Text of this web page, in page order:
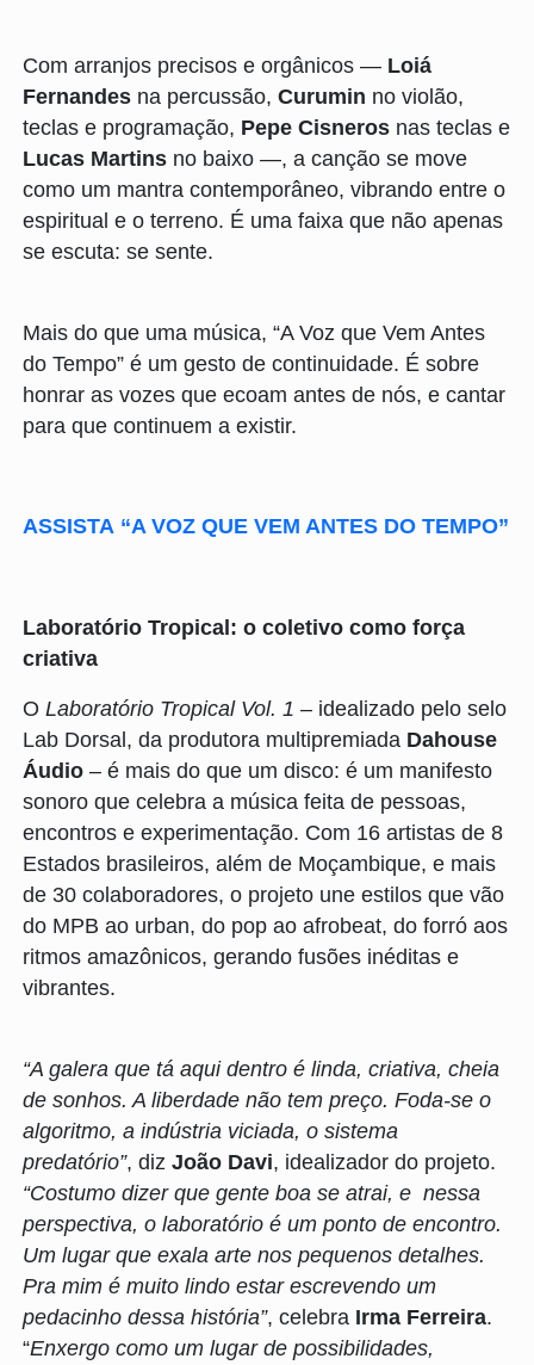
Com arranjos precisos e orgânicos — Loiá
Fernandes na percussão, Curumin no violão,
teclas e programação, Pepe Cisneros nas teclas e
Lucas Martins no baixo —, a canção se move
como um mantra contemporâneo, vibrando entre o
espiritual e o terreno. É uma faixa que não apenas
se escuta: se sente.
Mais do que uma música, “A Voz que Vem Antes
do Tempo” é um gesto de continuidade. É sobre
honrar as vozes que ecoam antes de nós, e cantar
para que continuem a existir.
ASSISTA “A VOZ QUE VEM ANTES DO TEMPO”
Laboratório Tropical: o coletivo como força
criativa
O Laboratório Tropical Vol. 1 – idealizado pelo selo
Lab Dorsal, da produtora multipremiada Dahouse
Áudio – é mais do que um disco: é um manifesto
sonoro que celebra a música feita de pessoas,
encontros e experimentação. Com 16 artistas de 8
Estados brasileiros, além de Moçambique, e mais
de 30 colaboradores, o projeto une estilos que vão
do MPB ao urban, do pop ao afrobeat, do forró aos
ritmos amazônicos, gerando fusões inéditas e
vibrantes.
“A galera que tá aqui dentro é linda, criativa, cheia
de sonhos. A liberdade não tem preço. Foda-se o
algoritmo, a indústria viciada, o sistema
predatório”, diz João Davi, idealizador do projeto.
“Costumo dizer que gente boa se atrai, e nessa
perspectiva, o laboratório é um ponto de encontro.
Um lugar que exala arte nos pequenos detalhes.
Pra mim é muito lindo estar escrevendo um
pedacinho dessa história”, celebra Irma Ferreira.
“Enxergo como um lugar de possibilidades,